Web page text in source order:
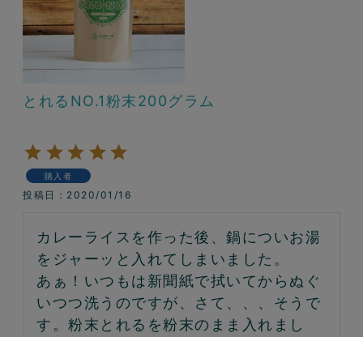
とれるNO.1粉末200グラム
購入者
投稿日 2020/01/16
カレーライスを作った後、鍋についお湯
をジャーッと入れてしまいました。
あぁ！いつもは新聞紙で拭いてからぬぐ
いつつ洗うのですが、さて、、、そうで
す。粉末とれるを粉末のまま入れまし